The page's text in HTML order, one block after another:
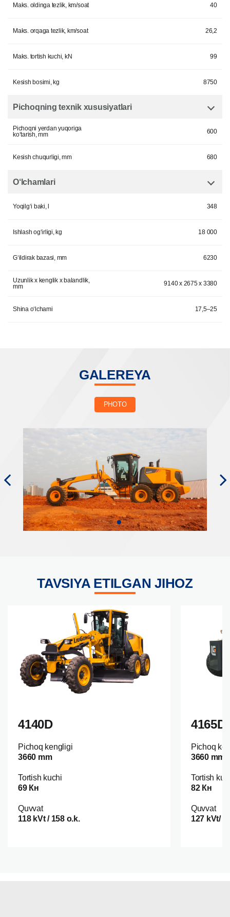
Maks. oldinga tezlik, km/soat 40
Maks. orqaga tezlik, km/soat 26,2
Maks. tortish kuchi, kN 99
Kesish bosimi, kg 8750
Pichoqning texnik xususiyatlari
Pichoqni yerdan yuqoriga
ko‘tarish, mm
600
Kesish chuqurligi, mm 680
O‘lchamlari
Yoqilg‘i baki, l 348
Ishlash og‘irligi, kg 18 000
G‘ildirak bazasi, mm 6230
Uzunlik x kenglik x balandlik,
mm
9140 x 2675 x 3380
Shina o‘lchami 17,5–25
GALEREYA
PHOTO
TAVSIYA ETILGAN JIHOZ
4140D
Pichoq kengligi
3660 mm
Tortish kuchi
69 Кн
Quvvat
118 kVt / 158 o.k.
4165D
Pichoq
3660 mm
Tortish
82 Кн
Quvvat
127 kVt/